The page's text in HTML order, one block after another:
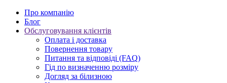
Про компанію
Блог
Обслуговування клієнтів
Оплата і доставка
Повернення товару
Питання та відповіді (FAQ)
Гід по визначенню розміру
Догляд за білизною